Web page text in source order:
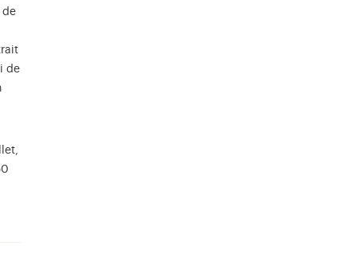
de
de